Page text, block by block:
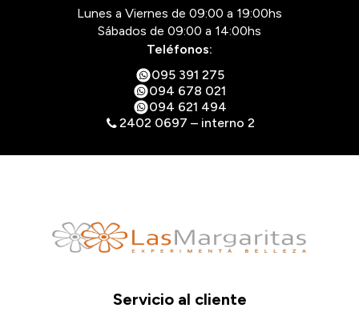
Lunes a Viernes de 09:00 a 19:00hs
Sábados de 09:00 a 14:00hs
Teléfonos:
095 391 275
094 678 021
094 621 494
2402 0697 – interno 2
Servicio al cliente